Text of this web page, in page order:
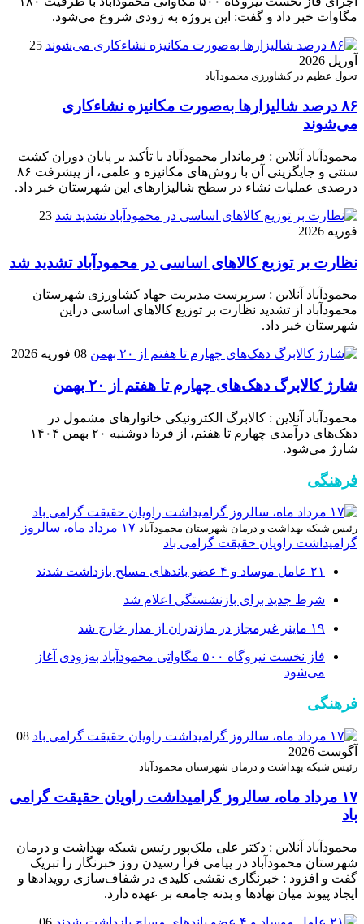
مگاوات خبر داد و گفت: این پروژه به زودی شروع می‌شود.
25
آوریل 2026
تحول عظیم در کشاورزی محمودآباد
۸۶ درصد شالیزارها به‌صورت مکانیزه نشاءکاری
می‌شوند
محمودآباد آنلاین : فرماندار محمودآباد با تأکید بر پایان دوران کشت
سنتی و جایگزینی آن با روش‌های مکانیزه و علمی، از پیشرفت ۸۶
درصدی عملیات نشاء در سطح شالیزارهای این شهرستان خبر داد.
23
فوریه 2026
نظارت بر توزیع کالا‌های اساسی در محمودآباد تشدید شد
محمودآباد آنلاین : سرپرست مدیریت جهاد کشاورزی شهرستان
محمودآباد از تشدید نظارت بر توزیع کالا‌های اساسی دراین
شهرستان خبر داد.
08 فوریه 2026
شارژ کالابرگ دهک‌های چهارم تا هفتم از ۲۰ بهمن
محمودآباد آنلاین : کالابرگ الکترونیکی خانوار‌های مشمول در
دهک‌های درآمدی چهارم تا هفتم، از فردا دوشنبه ۲۰ بهمن ۱۴۰۴
شارژ می‌شود.
فرهنگی
رئیس شبکه بهداشت و درمان شهرستان محمودآباد
۱۷ مرداد ماه، سالروز
گرامیداشت راویان حقیقت گرامی باد
۲۱ عامل موساد و ۴ عضو باند‌های مسلح بازداشت شدند
شرط جدید برای بازنشستگی اعلام شد
۱۹ ماینر غیرمجاز در مازندران از مدار خارج شد
فاز نخست نیروگاه ۵۰۰ مگاواتی محمودآباد به‌زودی آغاز
می‌شود
فرهنگی
08
آگوست 2026
رئیس شبکه بهداشت و درمان شهرستان محمودآباد
۱۷ مرداد ماه، سالروز گرامیداشت راویان حقیقت گرامی
باد
محمودآباد آنلاین : دکتر علی ملک‌پور رئیس شبکه بهداشت و درمان
شهرستان محمودآباد در پیامی فرا رسیدن روز خبرنگار را تبریک
گفت و افزود : خبرنگاری نقشی کلیدی در شفاف‌سازی رویدادها و
ایجاد پیوند میان نهادها و بدنه جامعه بر عهده دارد.